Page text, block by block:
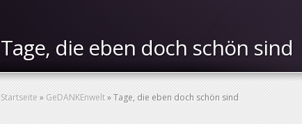
Tage, die eben doch schön sind
Startseite » GeDANKEnwelt»Tage, die eben doch schön sind